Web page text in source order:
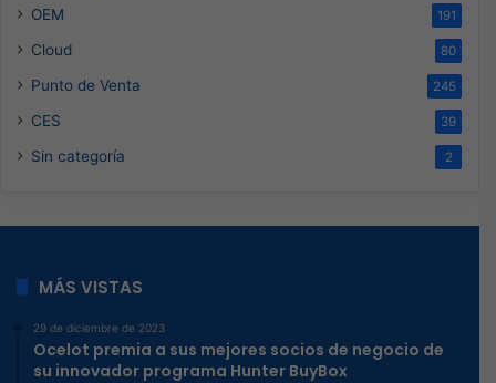
OEM 191
Cloud 80
Punto de Venta 245
CES 39
Sin categoría 2
MÁS VISTAS
29 de diciembre de 2023
Ocelot premia a sus mejores socios de negocio de
su innovador programa Hunter BuyBox